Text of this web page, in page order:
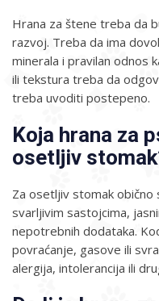
Hrana za štene treba da
razvoj. Treba da ima
minerala i pravilan odnos
ili tekstura treba da
treba uvoditi postepeno.
Koja hrana za
osetljiv
Za osetljiv stomak obično
svarljivim sastojcima,
nepotrebnih dodataka.
povraćanje, gasove ili
alergija, intolerancija ili